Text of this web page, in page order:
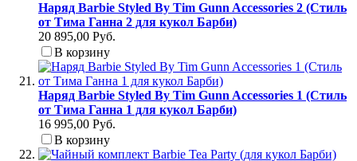
Наряд Barbie Styled By Tim Gunn Accessories 2 (Стиль
от Тима Ганна 2 для кукол Барби)
20 895,00 Руб.
В корзину
Наряд Barbie Styled By Tim Gunn Accessories 1 (Стиль
от Тима Ганна 1 для кукол Барби)
16 995,00 Руб.
В корзину